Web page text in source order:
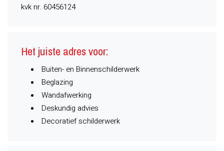
kvk nr. 60456124
Het juiste adres voor:
Buiten- en Binnenschilderwerk
Beglazing
Wandafwerking
Deskundig advies
Decoratief schilderwerk